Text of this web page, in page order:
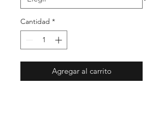
Cantidad *
Agregar al carrito